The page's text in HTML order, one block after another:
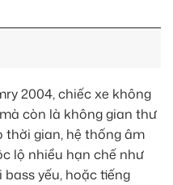
2004, chiếc xe không
còn là không gian thư
thời gian, hệ thống âm
lộ nhiều hạn chế như
yếu, hoặc tiếng